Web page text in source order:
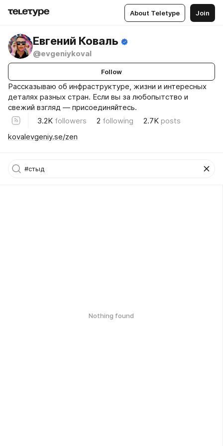
About Teletype Join
Евгений Коваль
@evgeniykoval
Follow
Рассказываю об инфраструктуре, жизни и интересных
деталях разных стран. Если вы за любопытство и
свежий взгляд — присоединяйтесь.
3.2K followers 2 following 2.7K posts
kovalevgeniy.se/zen
Nothing found